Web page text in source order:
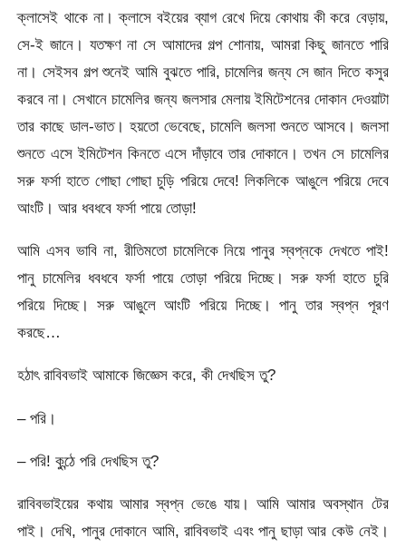
ক্লাসেই থাকে না। ক্লাসে বইয়ের ব্যাগ রেখে দিয়ে কোথায় কী করে বেড়ায়,
সে-ই জানে। যতক্ষণ না সে আমাদের গল্প শোনায়, আমরা কিছু জানতে পারি
না। সেইসব গল্প শুনেই আমি বুঝতে পারি, চামেলির জন্য সে জান দিতে কসুর
করবে না। সেখানে চামেলির জন্য জলসার মেলায় ইমিটেশনের দোকান দেওয়াটা
তার কাছে ডাল-ভাত। হয়তো ভেবেছে, চামেলি জলসা শুনতে আসবে। জলসা
শুনতে এসে ইমিটেশন কিনতে এসে দাঁড়াবে তার দোকানে। তখন সে চামেলির
সরু ফর্সা হাতে গোছা গোছা চুড়ি পরিয়ে দেবে! লিকলিকে আঙুলে পরিয়ে দেবে
আংটি। আর ধবধবে ফর্সা পায়ে তোড়া!
আমি এসব ভাবি না, রীতিমতো চামেলিকে নিয়ে পানুর স্বপ্নকে দেখতে পাই!
পানু চামেলির ধবধবে ফর্সা পায়ে তোড়া পরিয়ে দিচ্ছে। সরু ফর্সা হাতে চুরি
পরিয়ে দিচ্ছে। সরু আঙুলে আংটি পরিয়ে দিচ্ছে। পানু তার স্বপ্ন পূরণ
করছে…
হঠাৎ রাবিবভাই আমাকে জিজ্ঞেস করে, কী দেখছিস তু?
– পরি।
– পরি! কুন্ঠে পরি দেখছিস তু?
রাবিবভাইয়ের কথায় আমার স্বপ্ন ভেঙে যায়। আমি আমার অবস্থান টের
পাই। দেখি, পানুর দোকানে আমি, রাবিবভাই এবং পানু ছাড়া আর কেউ নেই।